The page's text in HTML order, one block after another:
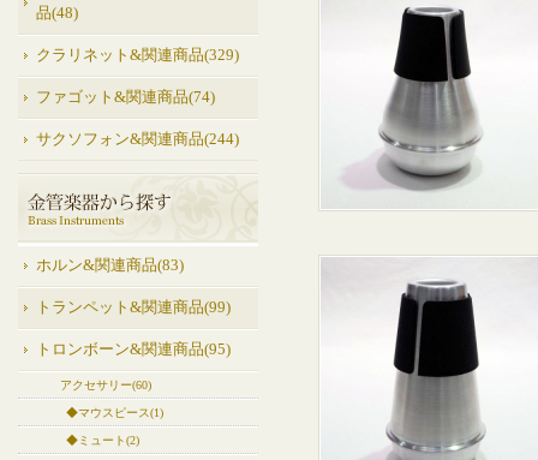
品(48)
クラリネット&関連商品(329)
ファゴット&関連商品(74)
サクソフォン&関連商品(244)
ホルン&関連商品(83)
トランペット&関連商品(99)
トロンボーン&関連商品(95)
アクセサリー(60)
◆マウスピース(1)
◆ミュート(2)